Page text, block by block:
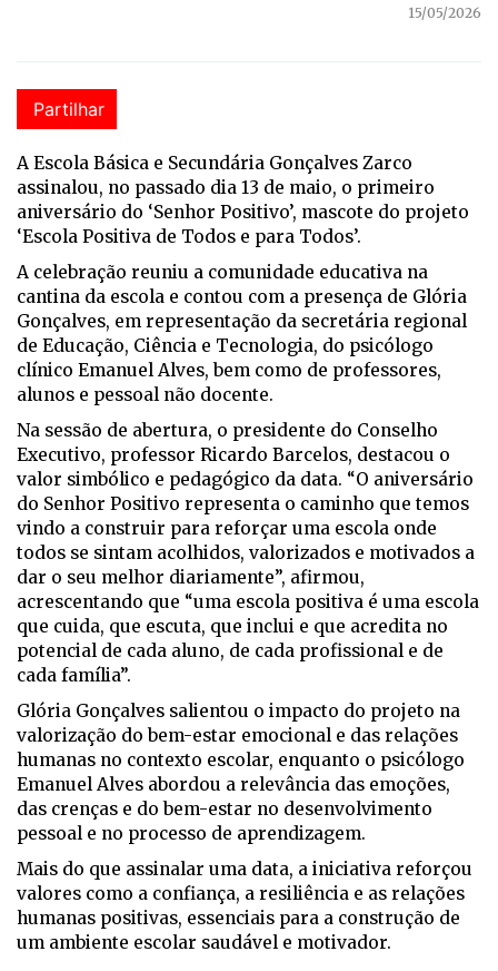
15/05/2026
Partilhar
A Escola Básica e Secundária Gonçalves Zarco
assinalou, no passado dia 13 de maio, o primeiro
aniversário do ‘Senhor Positivo’, mascote do projeto
‘Escola Positiva de Todos e para Todos’.
A celebração reuniu a comunidade educativa na
cantina da escola e contou com a presença de Glória
Gonçalves, em representação da secretária regional
de Educação, Ciência e Tecnologia, do psicólogo
clínico Emanuel Alves, bem como de professores,
alunos e pessoal não docente.
Na sessão de abertura, o presidente do Conselho
Executivo, professor Ricardo Barcelos, destacou o
valor simbólico e pedagógico da data. “O aniversário
do Senhor Positivo representa o caminho que temos
vindo a construir para reforçar uma escola onde
todos se sintam acolhidos, valorizados e motivados a
dar o seu melhor diariamente”, afirmou,
acrescentando que “uma escola positiva é uma escola
que cuida, que escuta, que inclui e que acredita no
potencial de cada aluno, de cada profissional e de
cada família”.
Glória Gonçalves salientou o impacto do projeto na
valorização do bem-estar emocional e das relações
humanas no contexto escolar, enquanto o psicólogo
Emanuel Alves abordou a relevância das emoções,
das crenças e do bem-estar no desenvolvimento
pessoal e no processo de aprendizagem.
Mais do que assinalar uma data, a iniciativa reforçou
valores como a confiança, a resiliência e as relações
humanas positivas, essenciais para a construção de
um ambiente escolar saudável e motivador.